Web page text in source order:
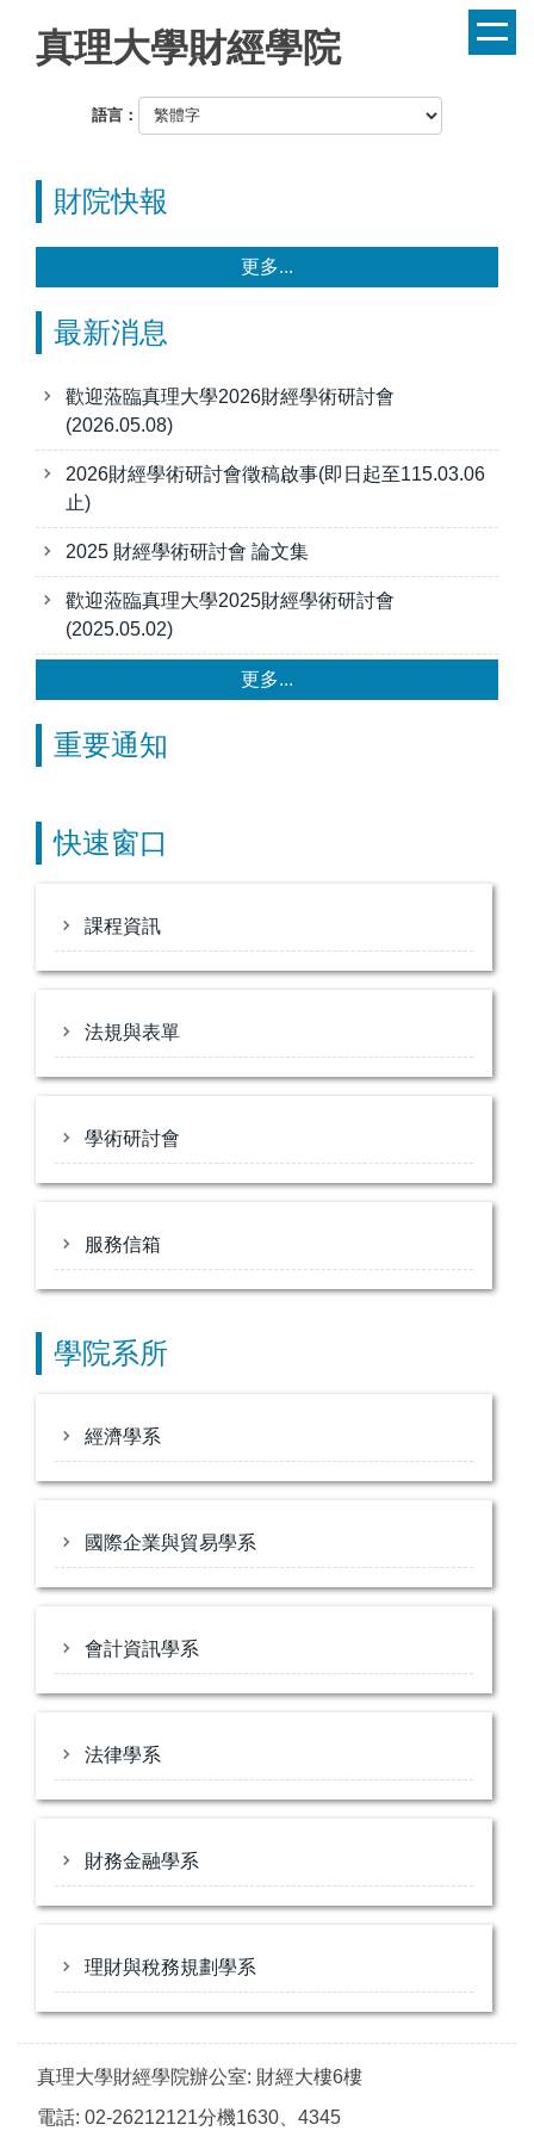
真理大學財經學院
語言：
財院快報
更多...
最新消息
歡迎蒞臨真理大學2026財經學術研討會
(2026.05.08)
2026財經學術研討會徵稿啟事(即日起至115.03.06
止)
2025 財經學術研討會 論文集
歡迎蒞臨真理大學2025財經學術研討會
(2025.05.02)
更多...
重要通知
快速窗口
課程資訊
法規與表單
學術研討會
服務信箱
學院系所
經濟學系
國際企業與貿易學系
會計資訊學系
法律學系
財務金融學系
理財與稅務規劃學系
真理大學財經學院辦公室: 財經大樓6樓
電話: 02-26212121分機1630、4345